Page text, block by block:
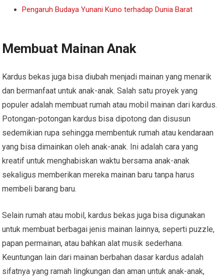
Pengaruh Budaya Yunani Kuno terhadap Dunia Barat
Membuat Mainan Anak
Kardus bekas juga bisa diubah menjadi mainan yang menarik
dan bermanfaat untuk anak-anak. Salah satu proyek yang
populer adalah membuat rumah atau mobil mainan dari kardus.
Potongan-potongan kardus bisa dipotong dan disusun
sedemikian rupa sehingga membentuk rumah atau kendaraan
yang bisa dimainkan oleh anak-anak. Ini adalah cara yang
kreatif untuk menghabiskan waktu bersama anak-anak
sekaligus memberikan mereka mainan baru tanpa harus
membeli barang baru.
Selain rumah atau mobil, kardus bekas juga bisa digunakan
untuk membuat berbagai jenis mainan lainnya, seperti puzzle,
papan permainan, atau bahkan alat musik sederhana.
Keuntungan lain dari mainan berbahan dasar kardus adalah
sifatnya yang ramah lingkungan dan aman untuk anak-anak,